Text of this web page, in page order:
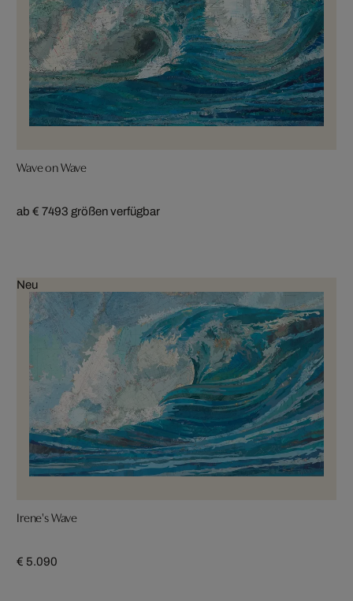
Wave on Wave
ab € 7493 größen verfügbar
Neu
Irene's Wave
€ 5.090